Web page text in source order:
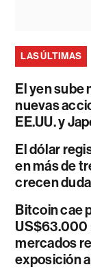
LAS ÚLTIMAS
El yen sube
nuevas
EE.UU. y
El dólar
en más de
crecen
Bitcoin cae
US$63.000
mercados
exposición